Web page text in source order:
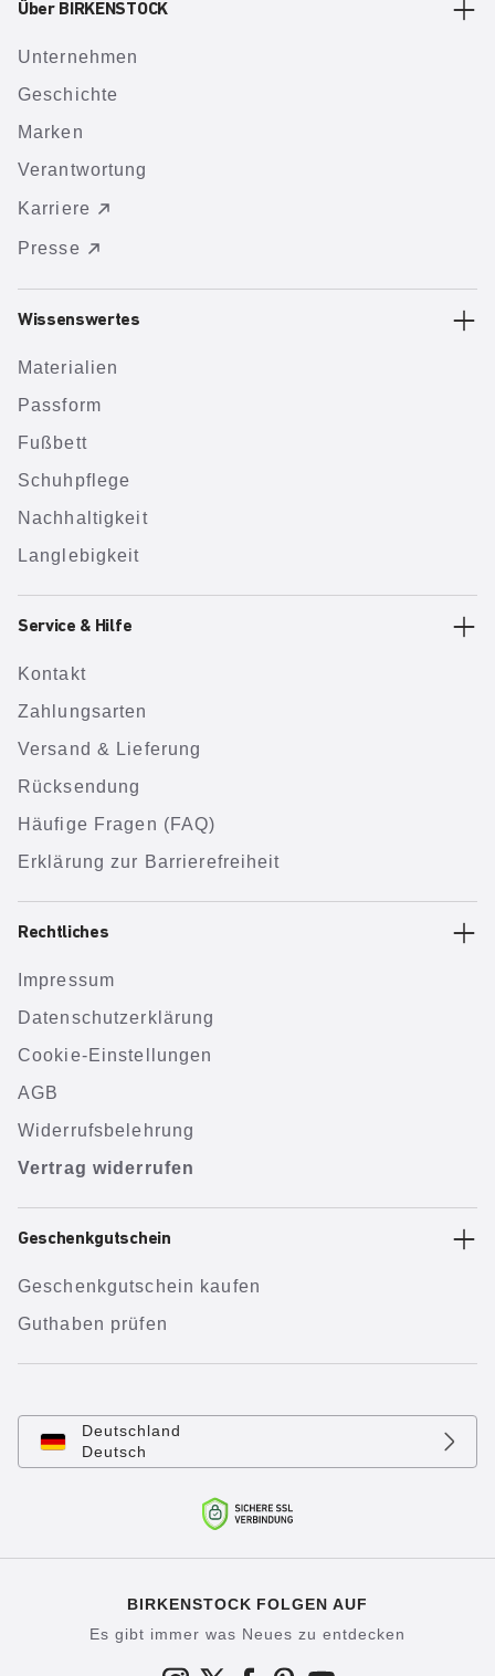
Über BIRKENSTOCK
Unternehmen
Geschichte
Marken
Verantwortung
Karriere
Presse
Wissenswertes
Materialien
Passform
Fußbett
Schuhpflege
Nachhaltigkeit
Langlebigkeit
Service & Hilfe
Kontakt
Zahlungsarten
Versand & Lieferung
Rücksendung
Häufige Fragen (FAQ)
Erklärung zur Barrierefreiheit
Rechtliches
Impressum
Datenschutzerklärung
Cookie-Einstellungen
AGB
Widerrufsbelehrung
Vertrag widerrufen
Geschenkgutschein
Geschenkgutschein kaufen
Guthaben prüfen
Deutschland
Deutsch
BIRKENSTOCK FOLGEN AUF
Es gibt immer was Neues zu entdecken